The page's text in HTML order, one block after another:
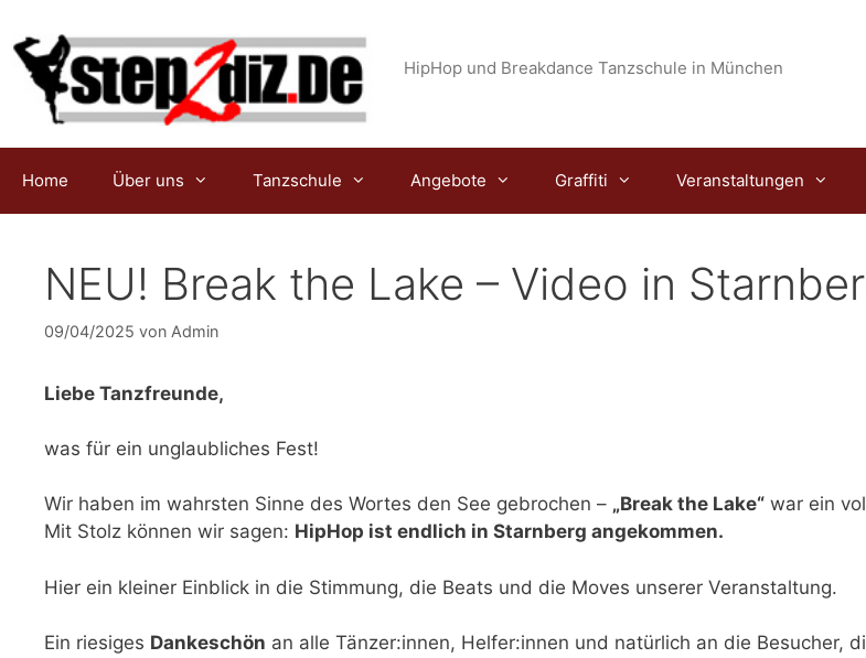
Inhalt
springen
HipHop und Breakdance Tanzschule in München
Home Über uns Tanzschule Angebote Graffiti Veranstaltungen
NEU! Break the Lake – Video in
09/04/2025 von Admin
Liebe Tanzfreunde,
was für ein unglaubliches Fest!
Wir haben im wahrsten Sinne des Wortes den See gebrochen – „Break the Lake“ war ein
Mit Stolz können wir sagen: HipHop ist endlich in Starnberg angekommen.
Hier ein kleiner Einblick in die Stimmung, die Beats und die Moves unserer Veranstaltung.
Ein riesiges Dankeschön an alle Tänzer:innen, Helfer:innen und natürlich an die Besucher,